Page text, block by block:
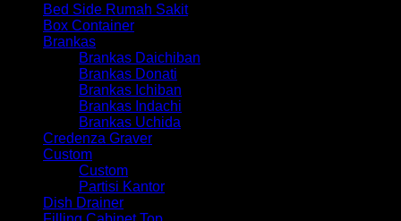
Bed Side Rumah Sakit
Box Container
Brankas
Brankas Daichiban
Brankas Donati
Brankas Ichiban
Brankas Indachi
Brankas Uchida
Credenza Graver
Custom
Custom
Partisi Kantor
Dish Drainer